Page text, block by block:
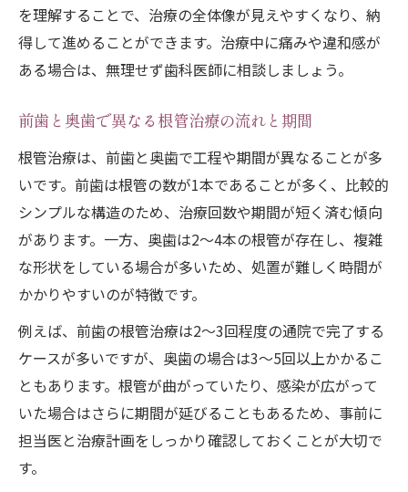
を理解することで、治療の全体像が見えやすくなり、納
得して進めることができます。治療中に痛みや違和感が
ある場合は、無理せず歯科医師に相談しましょう。
前歯と奥歯で異なる根管治療の流れと期間
根管治療は、前歯と奥歯で工程や期間が異なることが多
いです。前歯は根管の数が1本であることが多く、比較的
シンプルな構造のため、治療回数や期間が短く済む傾向
があります。一方、奥歯は2～4本の根管が存在し、複雑
な形状をしている場合が多いため、処置が難しく時間が
かかりやすいのが特徴です。
例えば、前歯の根管治療は2～3回程度の通院で完了する
ケースが多いですが、奥歯の場合は3～5回以上かかるこ
ともあります。根管が曲がっていたり、感染が広がって
いた場合はさらに期間が延びることもあるため、事前に
担当医と治療計画をしっかり確認しておくことが大切で
す。